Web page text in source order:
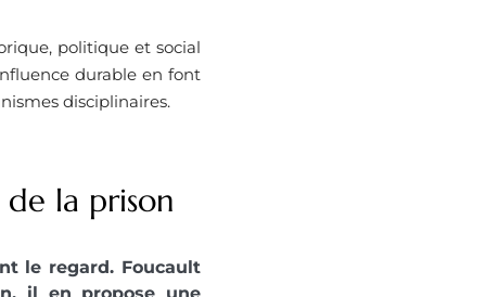
politique et social
durable en font
disciplinaires.
la prison
le regard. Foucault